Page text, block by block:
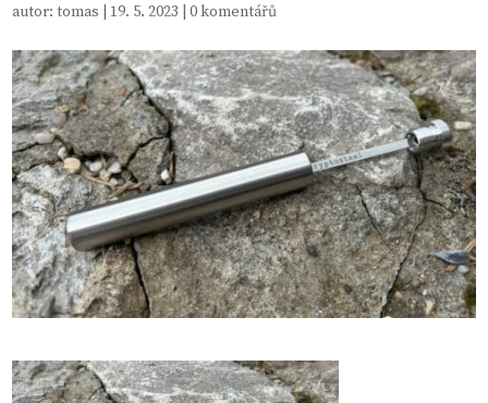
autor:tomas 19. 5. 2023 |0 komentářů